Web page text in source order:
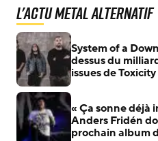
L'actu Metal Alternatif
System of a
dessus du
issues de Toxicity
« Ça sonne déjà
Anders Fridén
prochain album